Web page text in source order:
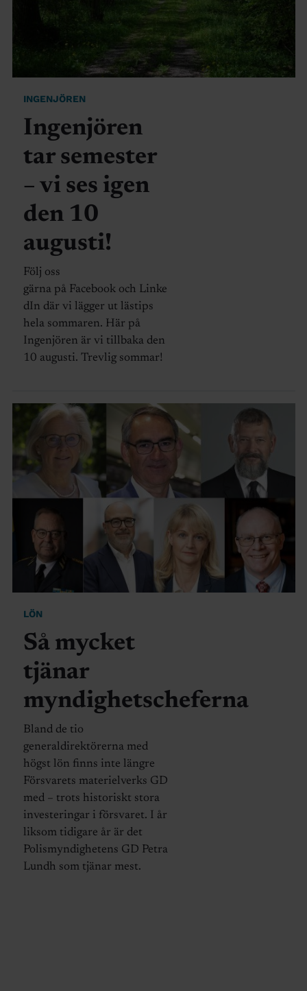
INGENJÖREN
Ingenjören
tar semester
– vi ses igen
den 10
augusti!
Följ oss
gärna på Facebook och Linke
dIn där vi lägger ut lästips
hela sommaren. Här på
Ingenjören är vi tillbaka den
10 augusti. Trevlig sommar!
LÖN
Så mycket
tjänar
myndighetscheferna
Bland de tio
generaldirektörerna med
högst lön finns inte längre
Försvarets materielverks GD
med – trots historiskt stora
investeringar i försvaret. I år
liksom tidigare år är det
Polismyndighetens GD Petra
Lundh som tjänar mest.